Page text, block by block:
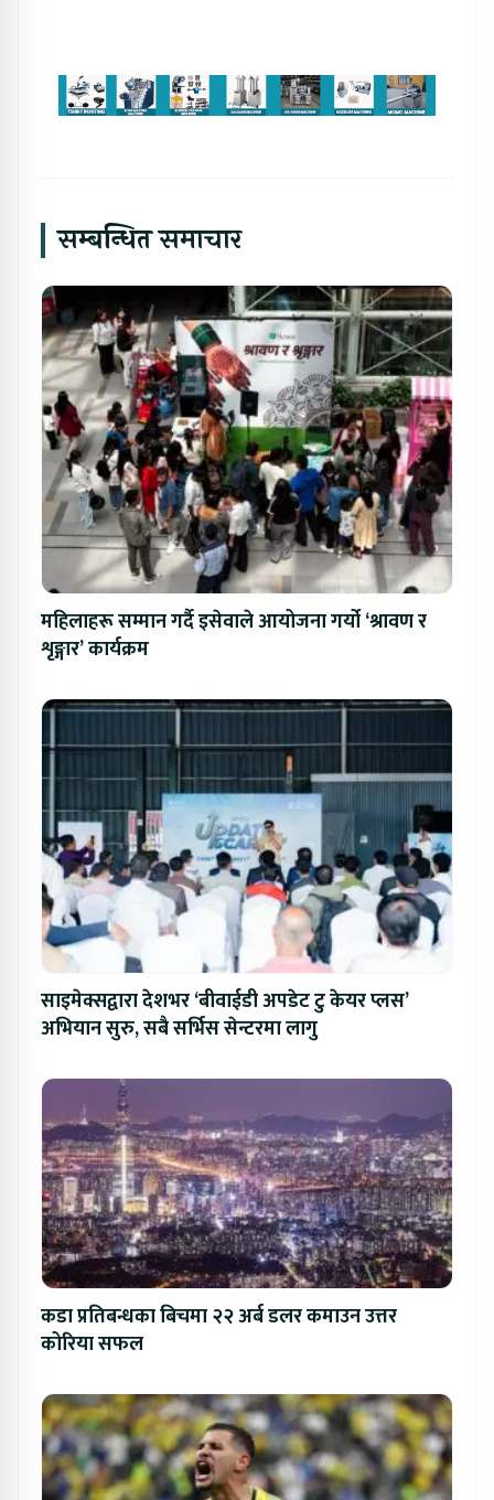
सम्बन्धित समाचार
महिलाहरू सम्मान गर्दै इसेवाले आयोजना गर्यो ‘श्रावण र
शृङ्गार’ कार्यक्रम
साइमेक्सद्वारा देशभर ‘बीवाईडी अपडेट टु केयर प्लस’
अभियान सुरु, सबै सर्भिस सेन्टरमा लागु
कडा प्रतिबन्धका बिचमा २२ अर्ब डलर कमाउन उत्तर
कोरिया सफल